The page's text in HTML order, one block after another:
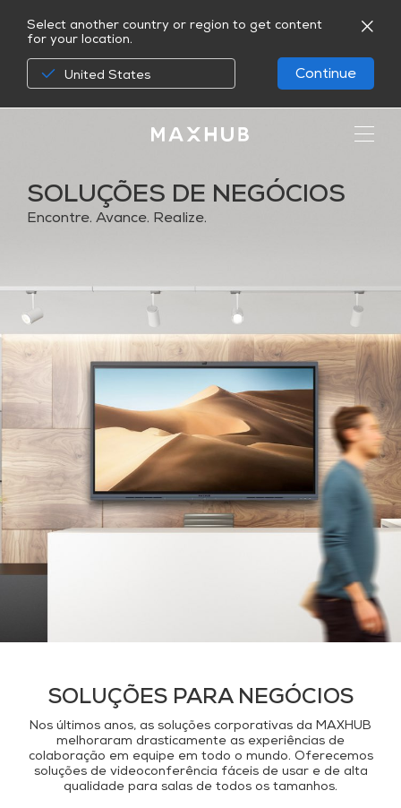
Select another country or region to get content
for your location.
United States Continue
SOLUÇÕES DE NEGÓCIOS
Encontre. Avance. Realize.
SOLUÇÕES PARA NEGÓCIOS
Nos últimos anos, as soluções corporativas da MAXHUB
melhoraram drasticamente as experiências de
colaboração em equipe em todo o mundo. Oferecemos
soluções de videoconferência fáceis de usar e de alta
qualidade para salas de todos os tamanhos.